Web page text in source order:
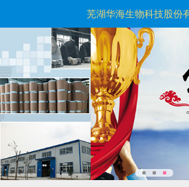
芜湖华海生物科技股份